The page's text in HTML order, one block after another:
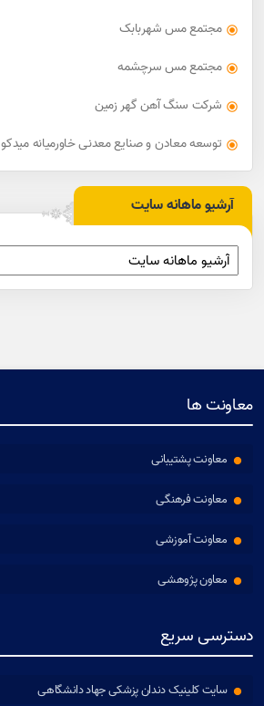
مجتمع مس شهربابک
مجتمع مس سرچشمه
شرکت سنگ آهن گهر زمین
توسعه معادن و صنایع معدنی خاورمیانه میدکو
آرشیو ماهانه سایت
معاونت ها
معاونت پشتیبانی
معاونت فرهنگی
معاونت آموزشی
معاون پژوهشی
دسترسی سریع
سایت کلینیک دندان پزشکی جهاد دانشگاهی